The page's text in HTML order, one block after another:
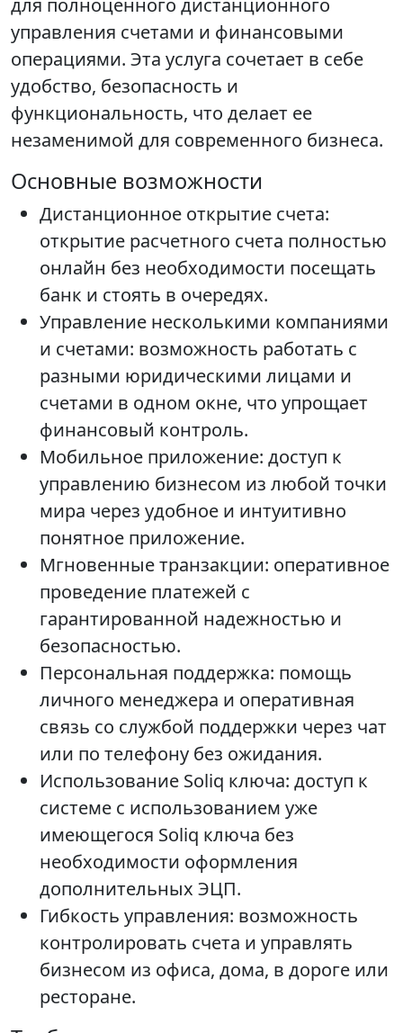
для полноценного дистанционного
управления счетами и финансовыми
операциями. Эта услуга сочетает в себе
удобство, безопасность и
функциональность, что делает ее
незаменимой для современного бизнеса.
Основные возможности
Дистанционное открытие счета:
открытие расчетного счета полностью
онлайн без необходимости посещать
банк и стоять в очередях.
Управление несколькими компаниями
и счетами: возможность работать с
разными юридическими лицами и
счетами в одном окне, что упрощает
финансовый контроль.
Мобильное приложение: доступ к
управлению бизнесом из любой точки
мира через удобное и интуитивно
понятное приложение.
Мгновенные транзакции: оперативное
проведение платежей с
гарантированной надежностью и
безопасностью.
Персональная поддержка: помощь
личного менеджера и оперативная
связь со службой поддержки через чат
или по телефону без ожидания.
Использование Soliq ключа: доступ к
системе с использованием уже
имеющегося Soliq ключа без
необходимости оформления
дополнительных ЭЦП.
Гибкость управления: возможность
контролировать счета и управлять
бизнесом из офиса, дома, в дороге или
ресторане.